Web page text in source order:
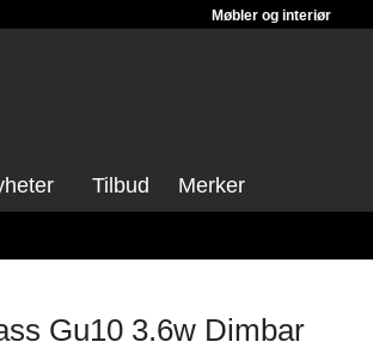
Møbler og interiør
Tilbud Merker
Gu10 3.6w Dimbar